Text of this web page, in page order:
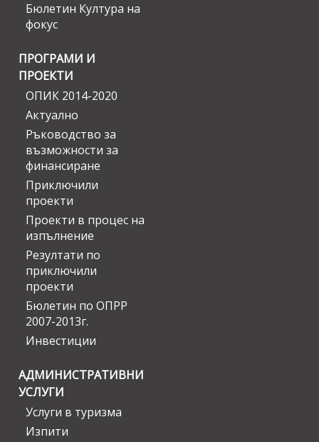
Бюлетин Култура на
фокус
ПРОГРАМИ И
ПРОЕКТИ
ОПИК 2014-2020
Актуално
Ръководство за
възможности за
финансиране
Приключили
проекти
Проекти в процес на
изпълнение
Резултати по
приключили
проекти
Бюлетин по ОПРР
2007-2013г.
Инвестиции
АДМИНИСТРАТИВНИ
УСЛУГИ
Услуги в туризма
Изпити